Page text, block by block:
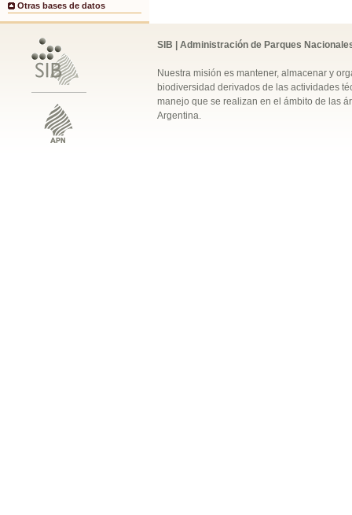
Otras bases de datos
SIB | Administración de Parques
Nuestra misión es mantener, almacenar y
biodiversidad derivados de las actividades
manejo que se realizan en el ámbito de las
Argentina.